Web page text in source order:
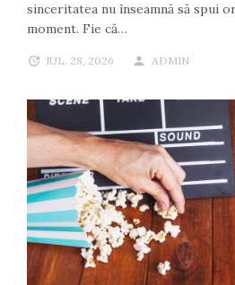
sinceritatea nu înseamnă să spui
moment. Fie că…
IUL. 28, 2026 ADMIN